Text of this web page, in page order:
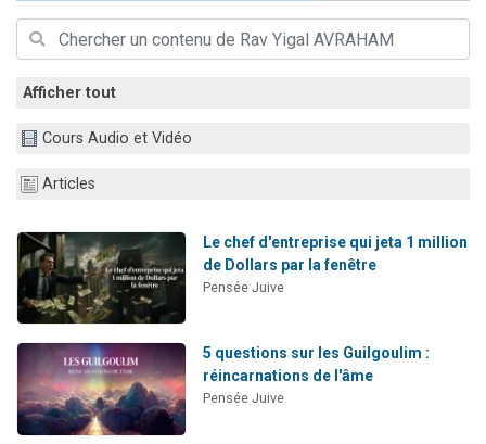
Dovan vient de donner son Maasser
Afficher tout
Cours Audio et Vidéo
Articles
Le chef d'entreprise qui jeta 1 million
de Dollars par la fenêtre
Pensée Juive
5 questions sur les Guilgoulim :
réincarnations de l'âme
Pensée Juive